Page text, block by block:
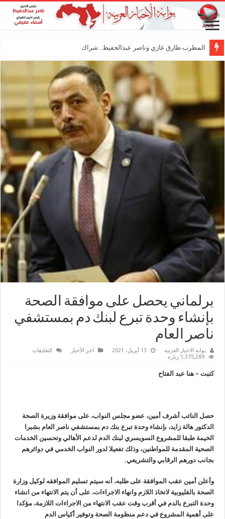
المطرب طارق غازي وناصر عبدالحفيظ.. شراكة فنية ترسم
برلماني يحصل على موافقة الصحة
بإنشاء وحدة تبرع لبنك دم بمستشفي
ناصر العام
بوابة الاخبار العربية 13 أبريل، 2021 اخر الأخبار التعليقات
دم
ناصر
العام
مغلقة
1,375,289 زيارة
كتبت – هنا عبد الفتاح
حصل النائب أشرف أمين، عضو مجلس النواب، على موافقة وزيرة الصحة
الدكتور هالة زايد، بإنشاء وحدة تبرع بنك دم بمستشفي ناصر العام بشبرا
الخيمة طبقا للمشروع السويسري لبنك الدم لدعم الأهالي وتحسين الخدمات
الصحية المقدمة للمواطنين، وذلك تفعيلا لدور النواب الخدمي في دوائرهم
بجانب دورهم الرقابي والتشريعي.
وأعلن أمين عقب الموافقة على طلبه، أنه سيتم تسليم الموافقه لوكيل وزارة
الصحة بالقليوبية لاتخاذ اللازم وانهاء الاجراءات، على أن يتم الانتهاء من انشاء
وحدة التبرع بالدم في أقرب وقت عقب الانتهاء من الاجراءات اللازمة، مؤكدا
على أهمية المشروع في دعم منظومة الصحة وتوفير أكياس الدم